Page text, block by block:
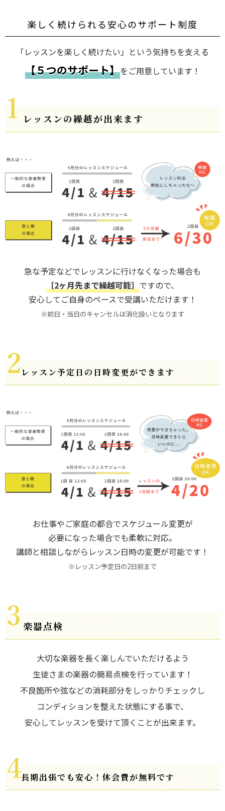
楽しく続けられる安心のサポート制度
「レッスンを楽しく続けたい」という気持ちを支える
【５つのサポート】をご用意しています！
レッスンの繰越が出来ます
急な予定などでレッスンに行けなくなった場合も
［2ヶ月先まで繰越可能］ ですので、
安心してご自身のペースで受講いただけます！
※前日・当日のキャンセルは消化扱いとなります
レッスン予定日の日時変更ができます
お仕事やご家庭の都合でスケジュール変更が
必要になった場合でも柔軟に対応。
講師と相談しながらレッスン日時の変更が可能です！
※レッスン予定日の2日前まで
楽器点検
大切な楽器を長く楽しんでいただけるよう
生徒さまの楽器の簡易点検を行っています！
不良箇所や弦などの消耗部分をしっかりチェックし
コンディションを整えた状態にする事で、
安心してレッスンを受けて頂くことが出来ます。
長期出張でも安心！休会費が無料です